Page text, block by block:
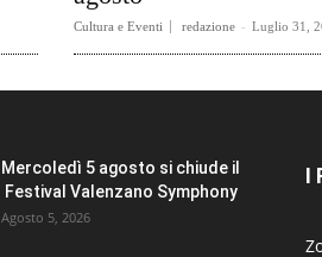
Cultura e Eventi redazione - Luglio 31,
Mercoledì 5 agosto si chiude il
Festival Valenzano Symphony
Agosto 5, 2026
I